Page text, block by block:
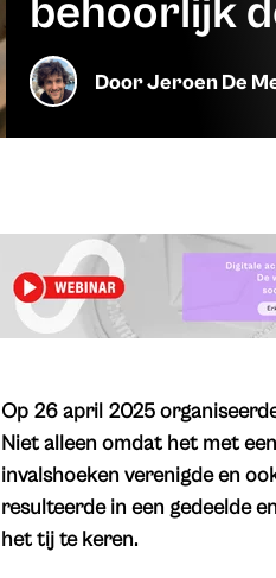
behoorlijk
DoorJeroen De
Op 26 april 2025
Niet alleen omdat het met
invalshoeken verenigde en
resulteerde in een gedeelde
het tij te keren.